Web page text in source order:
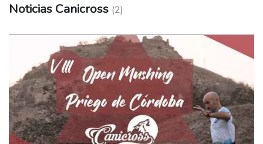
Noticias Canicross (2)